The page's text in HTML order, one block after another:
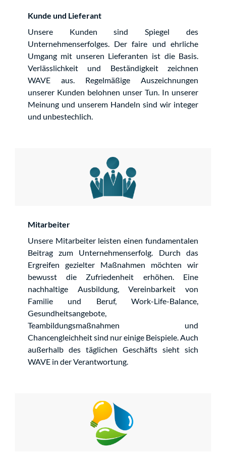
Kunde und Lieferant
Unsere Kunden sind Spiegel des
Unternehmenserfolges. Der faire und ehrliche
Umgang mit unseren Lieferanten ist die Basis.
Verlässlichkeit und Beständigkeit zeichnen
WAVE aus. Regelmäßige Auszeichnungen
unserer Kunden belohnen unser Tun. In unserer
Meinung und unserem Handeln sind wir integer
und unbestechlich.
Mitarbeiter
Unsere Mitarbeiter leisten einen fundamentalen
Beitrag zum Unternehmenserfolg. Durch das
Ergreifen gezielter Maßnahmen möchten wir
bewusst die Zufriedenheit erhöhen. Eine
nachhaltige Ausbildung, Vereinbarkeit von
Familie und Beruf, Work-Life-Balance,
Gesundheitsangebote,
Teambildungsmaßnahmen und
Chancengleichheit sind nur einige Beispiele. Auch
außerhalb des täglichen Geschäfts sieht sich
WAVE in der Verantwortung.